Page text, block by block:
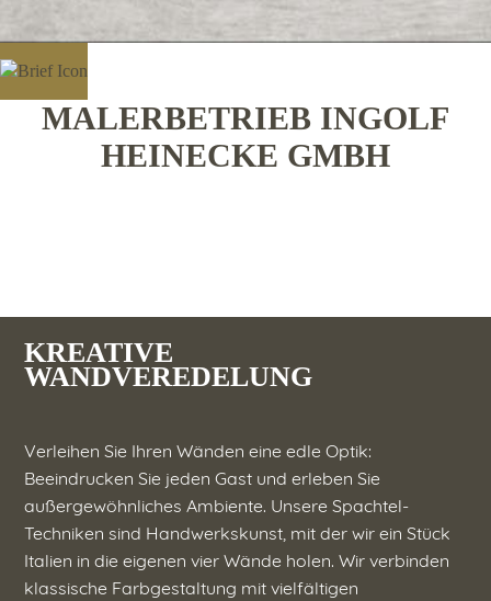
MALERBETRIEB INGOLF
HEINECKE GMBH
KREATIVE
WANDVEREDELUNG
Verleihen Sie Ihren Wänden eine edle Optik:
Beeindrucken Sie jeden Gast und erleben Sie
außergewöhnliches Ambiente. Unsere Spachtel-
Techniken sind Handwerkskunst, mit der wir ein Stück
Italien in die eigenen vier Wände holen. Wir verbinden
klassische Farbgestaltung mit vielfältigen